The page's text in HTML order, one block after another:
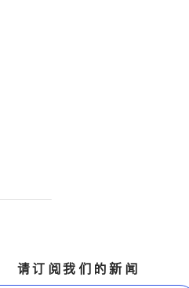
请订阅我们的新闻